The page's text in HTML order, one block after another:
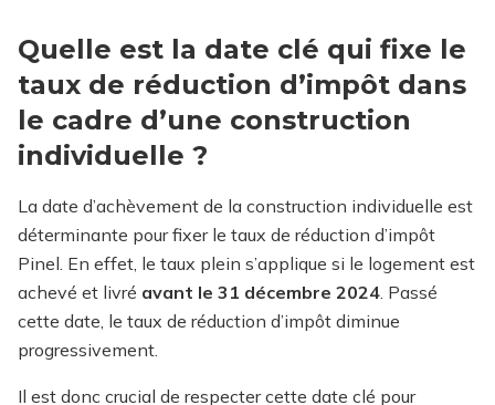
Quelle est la date clé qui fixe le
taux de réduction d’impôt dans
le cadre d’une construction
individuelle ?
La date d’achèvement de la construction individuelle est
déterminante pour fixer le taux de réduction d’impôt
Pinel. En effet, le taux plein s’applique si le logement est
achevé et livré avant le 31 décembre 2024. Passé
cette date, le taux de réduction d’impôt diminue
progressivement.
Il est donc crucial de respecter cette date clé pour